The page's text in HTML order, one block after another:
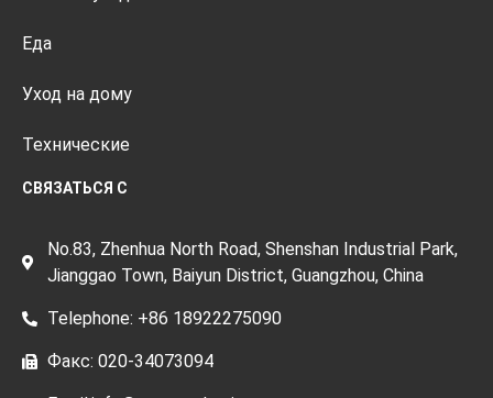
Еда
Уход на дому
Технические
СВЯЗАТЬСЯ С
No.83, Zhenhua North Road, Shenshan Industrial Park,
Jianggao Town, Baiyun District, Guangzhou, China
Telephone: +86 18922275090
Факс: 020-34073094